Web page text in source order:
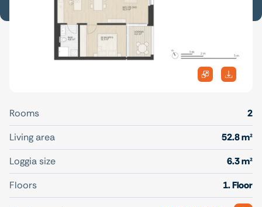
Rooms
2
Living area
52.8 m²
Loggia size
6.3 m²
Floors
1. Floor